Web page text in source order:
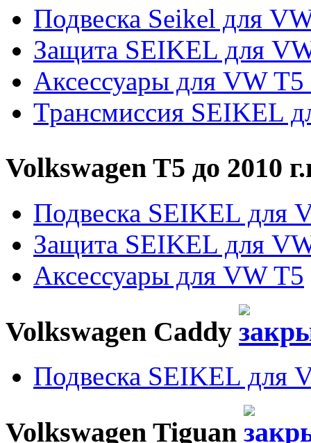
Подвеска Seikel для
Защита SEIKEL для
Аксессуары для VW T5
Трансмиссия SEIKEL
Volkswagen T5 до 2010
Подвеска SEIKEL для
Защита SEIKEL для
Аксессуары для VW T5
Volkswagen Caddy
Подвеска SEIKEL для
Volkswagen Tiguan